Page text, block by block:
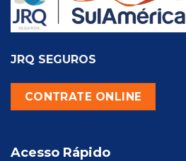
JRQ SEGUROS
CONTRATE ONLINE
Acesso Rápido